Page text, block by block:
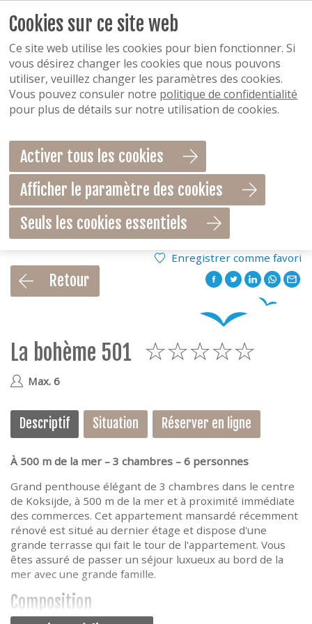
Enregistrer comme favori
Retour
La bohème 501
Max. 6
Descriptif Situation Réserver en ligne
À 500 m de la mer – 3 chambres – 6 personnes
Grand penthouse élégant de 3 chambres dans le centre
de Koksijde, à 500 m de la mer et à proximité immédiate
des commerces. Cet appartement mansardé récemment
rénové est situé au dernier étage et dispose d'une
grande terrasse qui fait le tour de l'appartement. Vous
êtes assuré de passer un séjour luxueux au bord de la
mer avec une grande famille.
Composition
Cookies sur ce site web
Ce site web utilise les cookies pour bien fonctionner. Si
vous désirez changer les cookies que nous pouvons
utiliser, veuillez changer les paramètres des cookies.
Vous pouvez consuler notre politique de confidentialité
pour plus de détails sur notre utilisation de cookies.
Activer tous les cookies
Afficher le paramètre des cookies
Seuls les cookies essentiels